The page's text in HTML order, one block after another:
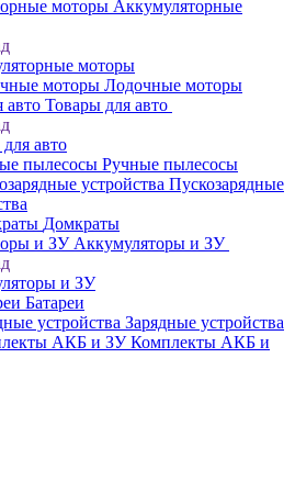
Аккумуляторные
моторы
Лодочные моторы
Товары для авто
авто
Ручные пылесосы
Пускозарядные
Домкраты
Аккумуляторы и ЗУ
и ЗУ
Батареи
Зарядные устройства
Комплекты АКБ и